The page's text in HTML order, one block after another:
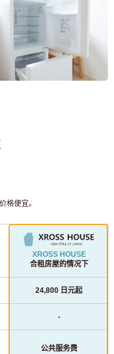
格便宜。
XROSS HOUSE
合租房屋的情况下
24,800 日元起
-
公共服务费